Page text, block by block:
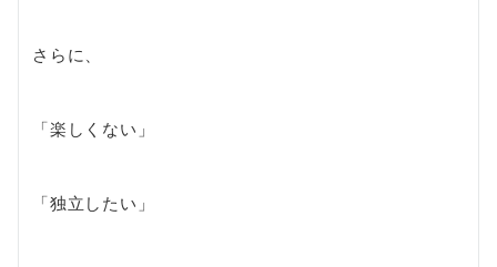
さらに、
「楽しくない」
「独立したい」